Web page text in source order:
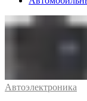
Автоэлектроника